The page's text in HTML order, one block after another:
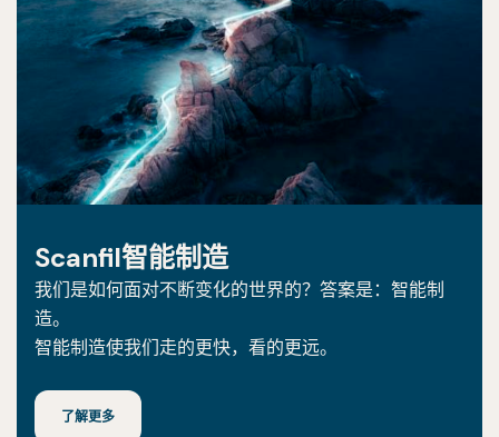
Scanfil智能制造
我们是如何面对不断变化的世界的？答案是：智能制
造。
智能制造使我们走的更快，看的更远。
了解更多